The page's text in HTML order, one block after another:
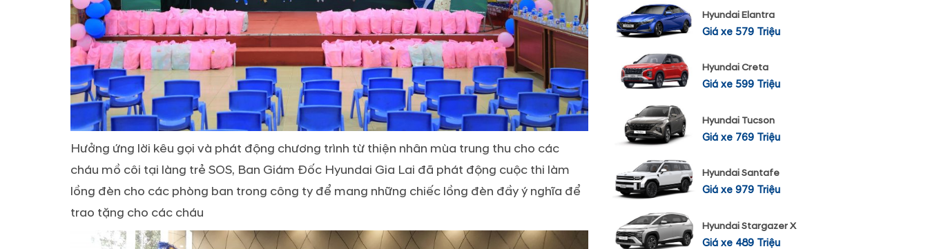
Hưởng ứng lời kêu gọi và phát động chương trình từ thiện nhân mùa trung thu cho các
cháu mồ côi tại làng trẻ SOS, Ban Giám Đốc Hyundai Gia Lai đã phát động cuộc thi làm
lồng đèn cho các phòng ban trong công ty để mang những chiếc lồng đèn đầy ý nghĩa để
trao tặng cho các cháu
Hyundai Elantra
Giá xe 579 Triệu
Hyundai Creta
Giá xe 599 Triệu
Hyundai Tucson
Giá xe 769 Triệu
Hyundai Santafe
Giá xe 979 Triệu
Hyundai Stargazer X
Giá xe 489 Triệu